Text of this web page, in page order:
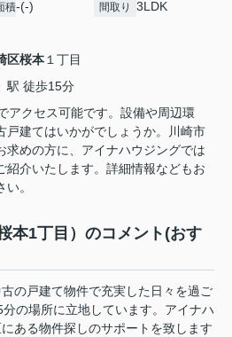
積-(-) 間取り 3LDK
区桜本１丁目
」駅 徒歩15分
アクセス可能です。設備や周辺環
戸建てはいかがでしょうか。川崎市
求めの方に、アイナハウジングでは
紹介いたします。詳細情報などもお
。
1丁目）のコメント(おす
の戸建て物件で充実した日々を過ご
の場所に立地しています。アイナハ
ある物件探しのサポートを致します